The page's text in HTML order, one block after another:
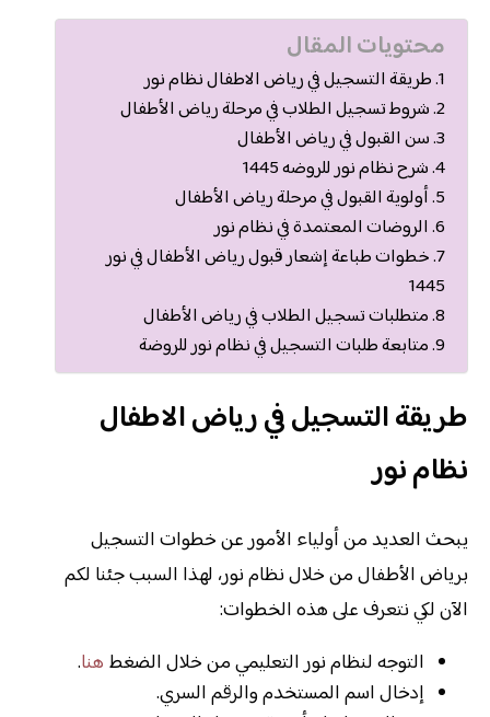
محتويات المقال
طريقة التسجيل في رياض الاطفال نظام نور
شروط تسجيل الطلاب في مرحلة رياض الأطفال
سن القبول في رياض الأطفال
شرح نظام نور للروضه 1445
أولوية القبول في مرحلة رياض الأطفال
الروضات المعتمدة في نظام نور
خطوات طباعة إشعار قبول رياض الأطفال في نور
1445
متطلبات تسجيل الطلاب في رياض الأطفال
متابعة طلبات التسجيل في نظام نور للروضة
طريقة التسجيل في رياض الاطفال
نظام نور
يبحث العديد من أولياء الأمور عن خطوات التسجيل
برياض الأطفال من خلال نظام نور، لهذا السبب جئنا لكم
الآن لكي نتعرف على هذه الخطوات:
التوجه لنظام نور التعليمي من خلال الضغط هنا.
إدخال اسم المستخدم والرقم السري.